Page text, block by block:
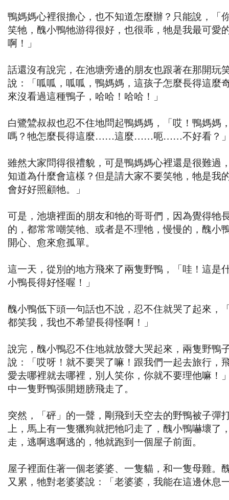
鴨媽媽心裡很擔心，也不知道怎麼辦？只能說，「
笑牠，醜小鴨牠游得很好，也很乖，牠是我最可愛
啊！」
話還沒有說完，在池塘旁邊的朋友也跟著在那開玩
說：「呱呱，呱呱，鴨媽媽，這孩子怎麼長得這麼
來沒看過這種鴨子，哈哈！哈哈！」
白鷺鷥叔叔也忍不住地問起鴨媽媽，「哎！鴨媽媽
嗎？牠怎麼長得這麼……這麼……呃……不好看？
雖然大家問得很禮貌，可是鴨媽媽心裡還是很難過
知道為什麼會這樣？但是請大家不要笑牠，牠是我
會好好照顧牠。」
可是，池塘裡面的朋友和牠的哥哥們，因為覺得牠
的，都常常嘲笑牠、或者是不理牠，慢慢的，醜小
開心、愈來愈孤單。
這一天，從別的地方飛來了兩隻野鴨，「哇！這是
小鴨長得好怪喔！」
醜小鴨低下頭一句話也不說，忍不住就哭了起來，
都笑我，我也不希望長得怪啊！」
說完，醜小鴨忍不住地就放聲大哭起來，兩隻野鴨
說：「哎呀！就不要哭了嘛！跟我們一起去旅行，
愛去哪裡就去哪裡，別人笑你，你就不要理他嘛！
中一隻野鴨張開翅膀飛走了。
突然，「砰」的一聲，剛飛到天空去的野鴨被子彈
上，馬上有一隻獵狗就把牠叼走了，醜小鴨嚇壞了
走，逃啊逃啊逃的，牠就跑到一個屋子前面。
屋子裡面住著一個老婆婆、一隻貓，和一隻母雞。
又累，牠對老婆婆說：「老婆婆，我能在這邊休息